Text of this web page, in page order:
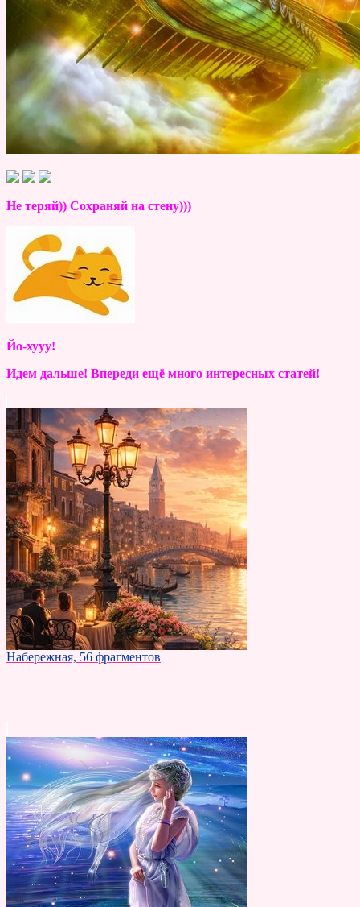
Не теряй)) Сохраняй на стену)))
Йо-хууу!
Идем дальше! Впереди ещё много интересных статей!
Набережная, 56 фрагментов